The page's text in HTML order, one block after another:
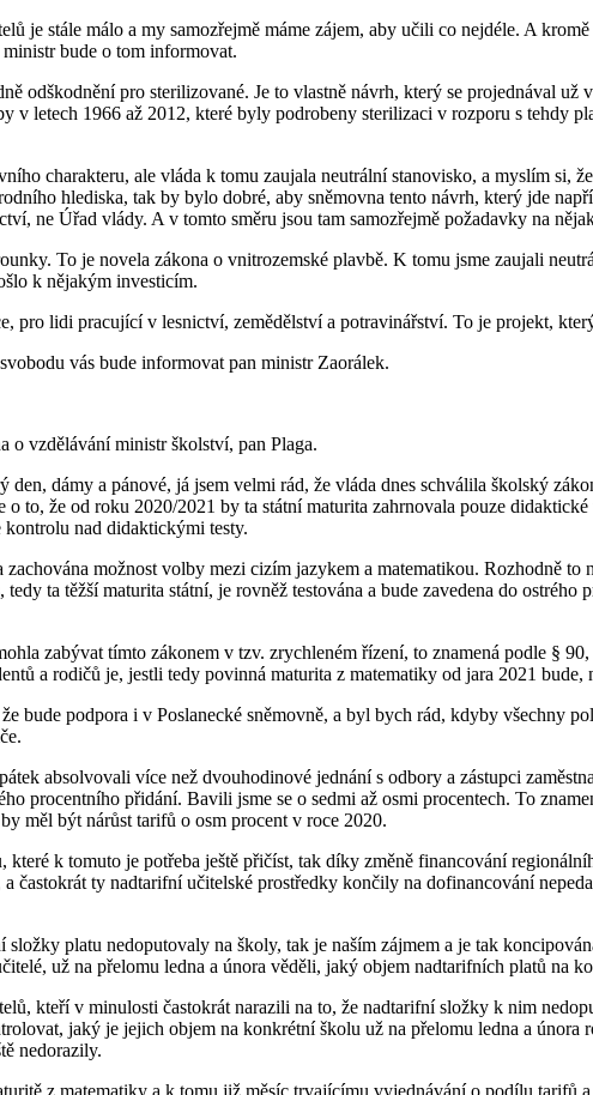
je stále málo a my samozřejmě máme zájem, aby učili co nejdéle. A
bude o tom informovat.
odškodnění pro sterilizované. Je to vlastně návrh, který se projednával
v letech 1966 až 2012, které byly podrobeny sterilizaci v rozporu s tehdy
charakteru, ale vláda k tomu zaujala neutrální stanovisko, a myslím si,
hlediska, tak by bylo dobré, aby sněmovna tento návrh, který jde
ne Úřad vlády. A v tomto směru jsou tam samozřejmě požadavky na
To je novela zákona o vnitrozemské plavbě. K tomu jsme zaujali
k nějakým investicím.
pro lidi pracující v lesnictví, zemědělství a potravinářství. To je projekt,
vás bude informovat pan ministr Zaorálek.
o vzdělávání ministr školství, pan Plaga.
den, dámy a pánové, já jsem velmi rád, že vláda dnes schválila školský
to, že od roku 2020/2021 by ta státní maturita zahrnovala pouze
nad didaktickými testy.
možnost volby mezi cizím jazykem a matematikou. Rozhodně to
ta těžší maturita státní, je rovněž testována a bude zavedena do
zabývat tímto zákonem v tzv. zrychleném řízení, to znamená podle §
a rodičů je, jestli tedy povinná maturita z matematiky od jara 2021 bude,
bude podpora i v Poslanecké sněmovně, a byl bych rád, kdyby všechny
absolvovali více než dvouhodinové jednání s odbory a zástupci
procentního přidání. Bavili jsme se o sedmi až osmi procentech. To
měl být nárůst tarifů o osm procent v roce 2020.
k tomuto je potřeba ještě přičíst, tak díky změně financování
častokrát ty nadtarifní učitelské prostředky končily na dofinancování
platu nedoputovaly na školy, tak je naším zájmem a je tak
už na přelomu ledna a února věděli, jaký objem nadtarifních platů na
kteří v minulosti častokrát narazili na to, že nadtarifní složky k nim
jaký je jejich objem na konkrétní školu už na přelomu ledna a února
nedorazily.
z matematiky a k tomu již měsíc trvajícímu vyjednávání o podílu tarifů